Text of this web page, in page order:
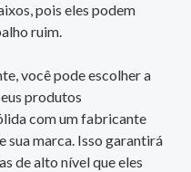
pois eles podem
ruim.
você pode escolher a
produtos
com um fabricante
sua marca. Isso garantirá
de alto nível que eles